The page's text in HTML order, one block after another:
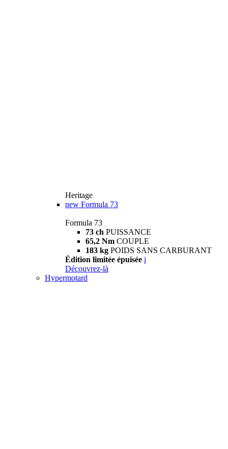
Heritage
new Formula 73
Formula 73
73 ch PUISSANCE
65,2 Nm COUPLE
183 kg POIDS SANS CARBURANT
Édition limitée épuisée i
Découvrez-là
Hypermotard